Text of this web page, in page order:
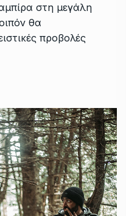
στη μεγάλη
θα
προβολές